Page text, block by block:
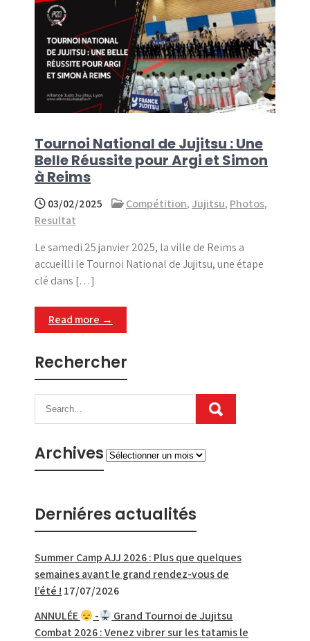
Tournoi National de Jujitsu : Une
Belle Réussite pour Argi et Simon
à Reims
03/02/2025 Compétition, Jujitsu, Photos,
Resultat
Le samedi 25 janvier 2025, la ville de Reims a
accueilli le Tournoi National de Jujitsu, une étape
clé dans […]
Read more →
Rechercher
ArchivesArchives
Derniéres actualités
Summer Camp AJJ 2026 : Plus que quelques
semaines avant le grand rendez-vous de
l’été ! 17/07/2026
ANNULÉE
-
Grand Tournoi de Jujitsu
Combat 2026 : Venez vibrer sur les tatamis le